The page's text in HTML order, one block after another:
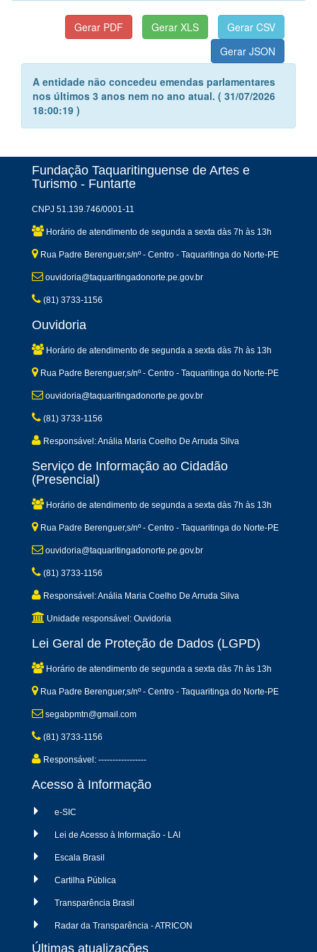
A entidade não concedeu emendas parlamentares
nos últimos 3 anos nem no ano atual. ( 31/07/2026
18:00:19 )
Fundação Taquaritinguense de Artes e
Turismo - Funtarte
CNPJ 51.139.746/0001-11
Horário de atendimento de segunda a sexta dàs 7h às 13h
Rua Padre Berenguer,s/nº - Centro - Taquaritinga do Norte-PE
ouvidoria@taquaritingadonorte.pe.gov.br
(81) 3733-1156
Ouvidoria
Horário de atendimento de segunda a sexta dàs 7h às 13h
Rua Padre Berenguer,s/nº - Centro - Taquaritinga do Norte-PE
ouvidoria@taquaritingadonorte.pe.gov.br
(81) 3733-1156
Responsável: Anália Maria Coelho De Arruda Silva
Serviço de Informação ao Cidadão
(Presencial)
Horário de atendimento de segunda a sexta dàs 7h às 13h
Rua Padre Berenguer,s/nº - Centro - Taquaritinga do Norte-PE
ouvidoria@taquaritingadonorte.pe.gov.br
(81) 3733-1156
Responsável: Anália Maria Coelho De Arruda Silva
Unidade responsável: Ouvidoria
Lei Geral de Proteção de Dados (LGPD)
Horário de atendimento de segunda a sexta dàs 7h às 13h
Rua Padre Berenguer,s/nº - Centro - Taquaritinga do Norte-PE
segabpmtn@gmail.com
(81) 3733-1156
Responsável: -----------------
Acesso à Informação
e-SIC
Lei de Acesso à Informação - LAI
Escala Brasil
Cartilha Pública
Transparência Brasil
Radar da Transparência - ATRICON
Últimas atualizações